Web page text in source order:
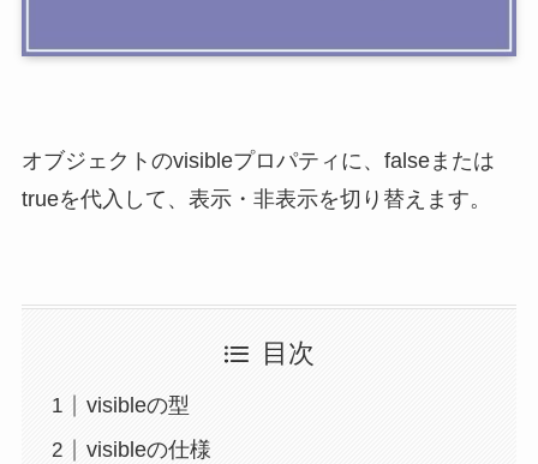
オブジェクトのvisibleプロパティに、falseまたは
trueを代入して、表示・非表示を切り替えます。
目次
visibleの型
visibleの仕様